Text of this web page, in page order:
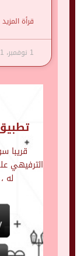
قرأة المزيد
1 نوفمبر، 2021
قريبا
الترفيهي
له